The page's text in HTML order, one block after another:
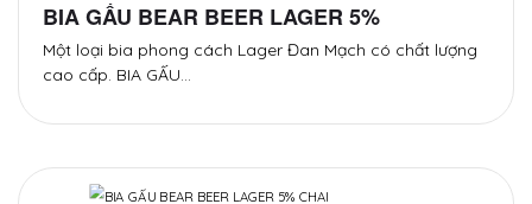
BIA GẤU BEAR BEER LAGER 5%
Một loại bia phong cách Lager Đan Mạch có chất lượng
cao cấp. BIA GẤU…